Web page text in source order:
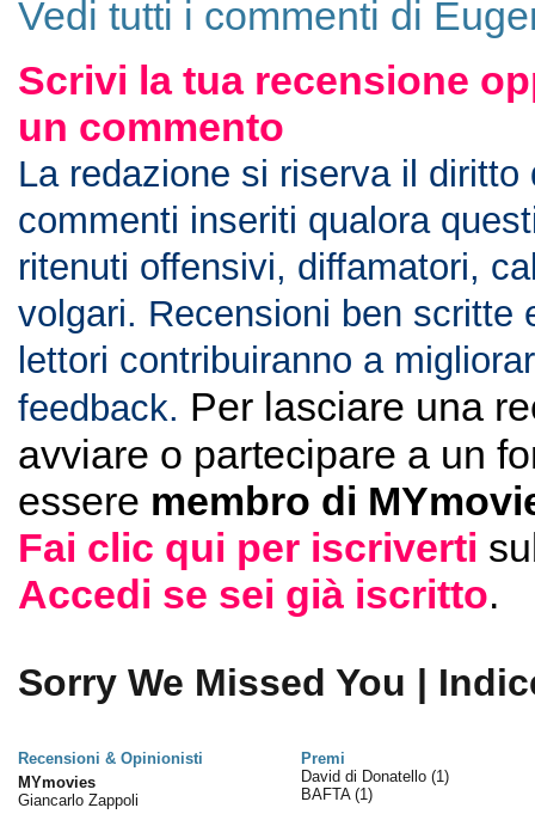
Vedi tutti i commenti di
Scrivi la tua recensione
un commento
La redazione si riserva il diritto
commenti inseriti qualora
ritenuti offensivi, diffamatori,
volgari. Recensioni ben scritte
lettori contribuiranno a
feedback. Per lasciare una
avviare o partecipare a un
essere membro di
Fai clic qui per iscriverti
Accedi se sei già iscritto.
Sorry We Missed You |
Recensioni & Opinionisti
Premi
MYmovies
Giancarlo Zappoli
David di Donatello (1)
BAFTA (1)